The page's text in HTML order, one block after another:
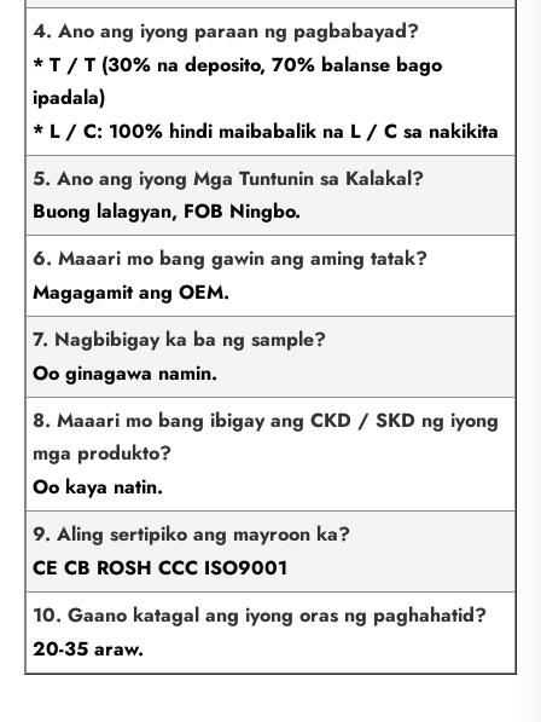
4. Ano ang iyong paraan ng pagbabayad?
* T / T (30% na deposito, 70% balanse bago
ipadala)
* L / C: 100% hindi maibabalik na L / C sa nakikita
5. Ano ang iyong Mga Tuntunin sa Kalakal?
Buong lalagyan, FOB Ningbo.
6. Maaari mo bang gawin ang aming tatak?
Magagamit ang OEM.
7. Nagbibigay ka ba ng sample?
Oo ginagawa namin.
8. Maaari mo bang ibigay ang CKD / SKD ng iyong
mga produkto?
Oo kaya natin.
9. Aling sertipiko ang mayroon ka?
CE CB ROSH CCC ISO9001
10. Gaano katagal ang iyong oras ng paghahatid?
20-35 araw.